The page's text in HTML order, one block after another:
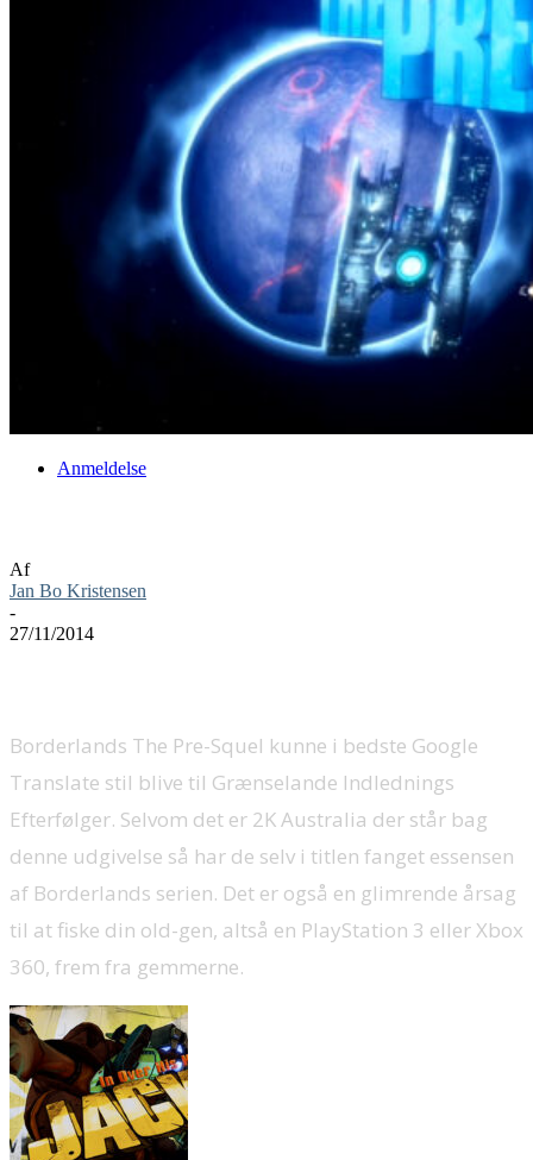
Anmeldelse
Af
Jan Bo Kristensen
-
27/11/2014
Borderlands The Pre-Squel kunne i bedste Google
Translate stil blive til Grænselande Indlednings
Efterfølger. Selvom det er 2K Australia der står bag
denne udgivelse så har de selv i titlen fanget essensen
af Borderlands serien. Det er også en glimrende årsag
til at fiske din old-gen, altså en PlayStation 3 eller Xbox
360, frem fra gemmerne.